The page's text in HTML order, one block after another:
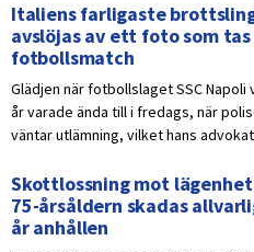
Italiens farligaste
avslöjas av ett foto som
fotbollsmatch
Glädjen när fotbollslaget SSC
år varade ända till i fredags, när
väntar utlämning, vilket hans
Skottlossning mot
75-årsåldern skadas
år anhållen